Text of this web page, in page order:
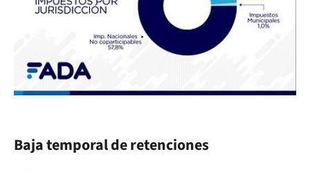
Baja temporal de retenciones